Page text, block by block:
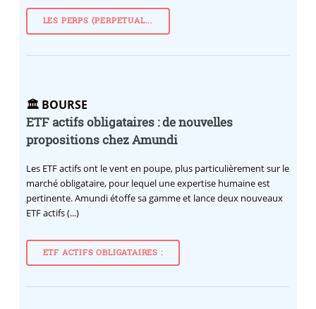
LES PERPS (PERPETUAL...
🏛️ BOURSE
ETF actifs obligataires : de nouvelles
propositions chez Amundi
Les ETF actifs ont le vent en poupe, plus particulièrement sur le
marché obligataire, pour lequel une expertise humaine est
pertinente. Amundi étoffe sa gamme et lance deux nouveaux
ETF actifs (...)
ETF ACTIFS OBLIGATAIRES :